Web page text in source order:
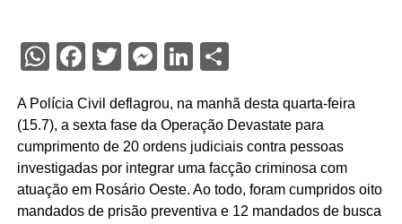
WhatsApp
Facebook
Twitter
Messenger
LinkedIn
Share
A Polícia Civil deflagrou, na manhã desta quarta-feira
(15.7), a sexta fase da Operação Devastate para
cumprimento de 20 ordens judiciais contra pessoas
investigadas por integrar uma facção criminosa com
atuação em Rosário Oeste. Ao todo, foram cumpridos oito
mandados de prisão preventiva e 12 mandados de busca